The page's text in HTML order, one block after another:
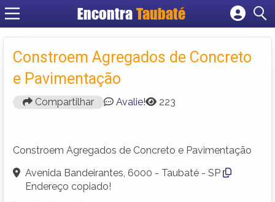
EncontraTaubaté
Cadastrar empresa
Criar conta
Constroem Agregados de Concreto
e Pavimentação
Compartilhar Avalie! 223
Constroem Agregados de Concreto e Pavimentação
Avenida Bandeirantes, 6000 - Taubaté - SP
Endereço copiado!